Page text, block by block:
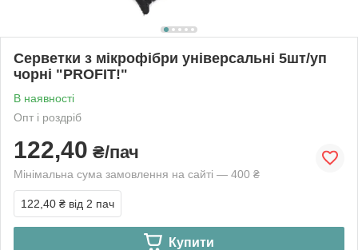
Серветки з мікрофібри універсальні 5шт/уп
чорні "PROFIT!"
В наявності
Опт і роздріб
122,40 ₴/пач
Мінімальна сума замовлення на сайті — 400 ₴
122,40 ₴ від 2 пач
Купити